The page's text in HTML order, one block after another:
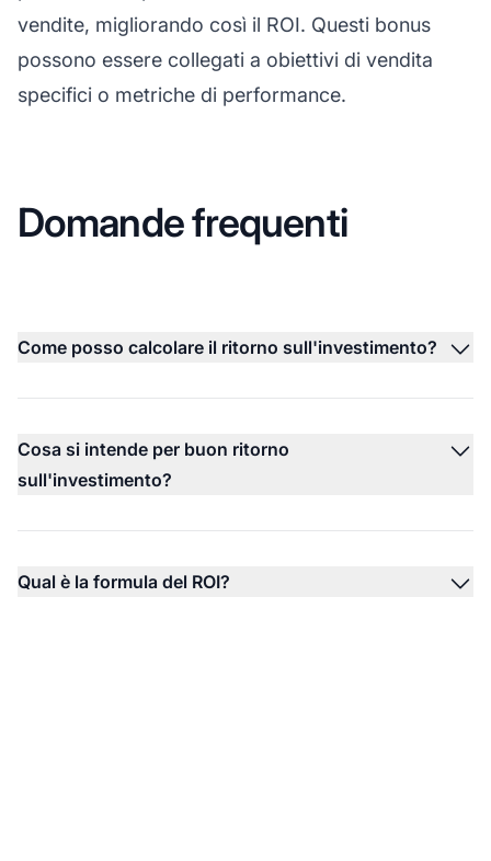
vendite, migliorando così il ROI. Questi bonus
possono essere collegati a obiettivi di vendita
specifici o metriche di performance.
Domande frequenti
Come posso calcolare il ritorno sull'investimento?
Cosa si intende per buon ritorno
sull'investimento?
Qual è la formula del ROI?